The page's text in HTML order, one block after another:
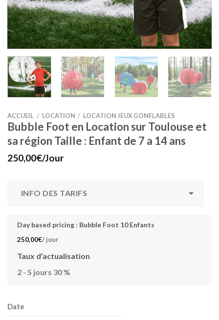
ACCUEIL / LOCATION / LOCATION JEUX GONFLABLES
Bubble Foot en Location sur Toulouse et
sa région Taille : Enfant de 7 a 14 ans
250,00€/Jour
INFO DES TARIFS
Day based pricing : Bubble Foot 10 Enfants
250,00€/ jour
Taux d’actualisation
2 - 5 jours 30 %
Date